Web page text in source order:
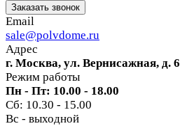
Заказать звонок
Email
sale@polvdome.ru
Адрес
г. Москва, ул. Вернисажная, д. 6
Режим работы
Пн - Пт: 10.00 - 18.00
Сб: 10.30 - 15.00
Вс - выходной